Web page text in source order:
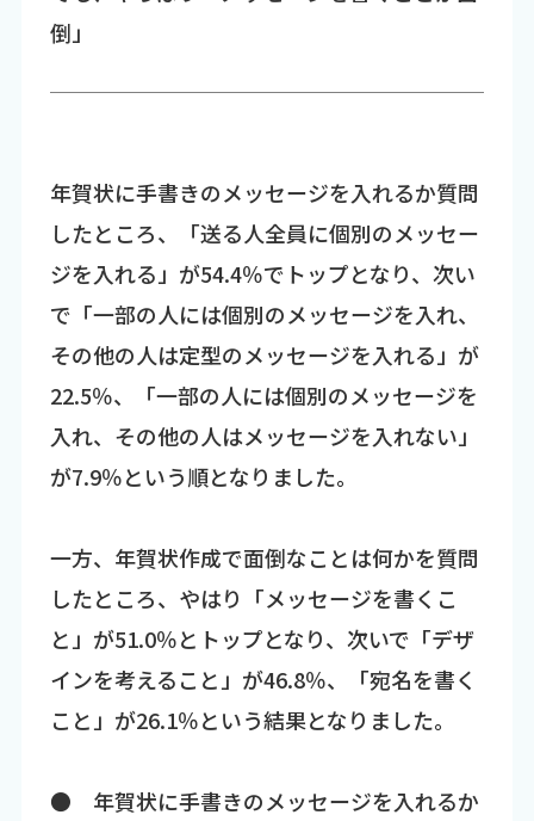
倒」
年賀状に手書きのメッセージを入れるか質問
したところ、「送る人全員に個別のメッセー
ジを入れる」が54.4％でトップとなり、次い
で「一部の人には個別のメッセージを入れ、
その他の人は定型のメッセージを入れる」が
22.5％、「一部の人には個別のメッセージを
入れ、その他の人はメッセージを入れない」
が7.9％という順となりました。
一方、年賀状作成で面倒なことは何かを質問
したところ、やはり「メッセージを書くこ
と」が51.0％とトップとなり、次いで「デザ
インを考えること」が46.8％、「宛名を書く
こと」が26.1％という結果となりました。
● 年賀状に手書きのメッセージを入れるか